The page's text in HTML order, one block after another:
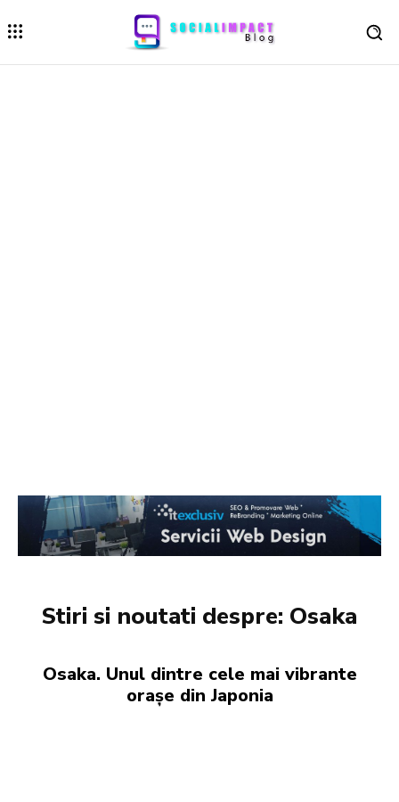
Stiri si noutati despre: Osaka
Osaka. Unul dintre cele mai vibrante
orașe din Japonia